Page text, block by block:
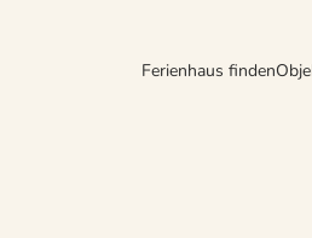
Ferienhaus finden